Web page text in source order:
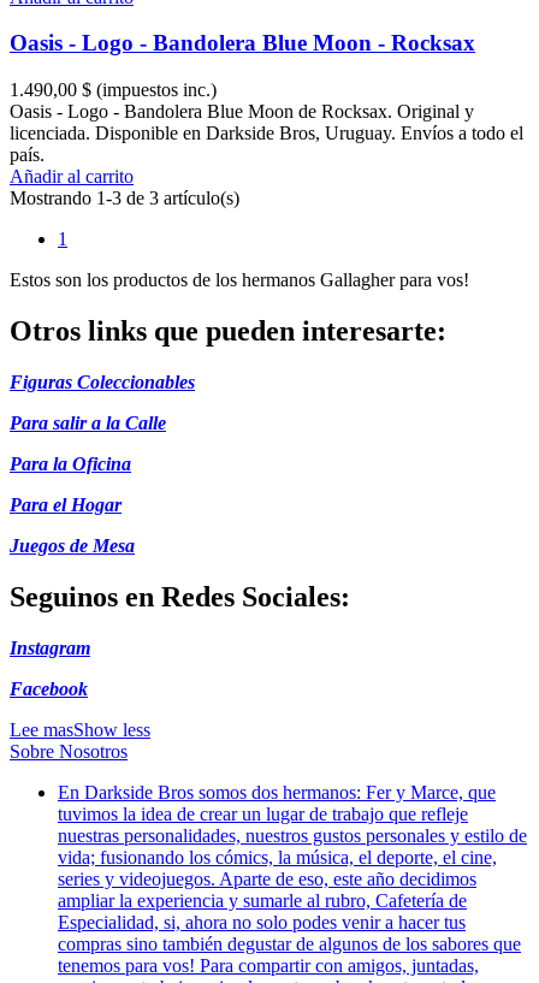
Oasis - Logo - Bandolera Blue Moon - Rocksax
1.490,00 $ (impuestos inc.)
Oasis - Logo - Bandolera Blue Moon de Rocksax. Original y
licenciada. Disponible en Darkside Bros, Uruguay. Envíos a todo el
país.
Añadir al carrito
Mostrando 1-3 de 3 artículo(s)
1
Estos son los productos de los hermanos Gallagher para vos!
Otros links que pueden interesarte:
Figuras Coleccionables
Para salir a la Calle
Para la Oficina
Para el Hogar
Juegos de Mesa
Seguinos en Redes Sociales:
Instagram
Facebook
Lee masShow less
Sobre Nosotros
En Darkside Bros somos dos hermanos: Fer y Marce, que
tuvimos la idea de crear un lugar de trabajo que refleje
nuestras personalidades, nuestros gustos personales y estilo de
vida; fusionando los cómics, la música, el deporte, el cine,
series y videojuegos. Aparte de eso, este año decidimos
ampliar la experiencia y sumarle al rubro, Cafetería de
Especialidad, si, ahora no solo podes venir a hacer tus
compras sino también degustar de algunos de los sabores que
tenemos para vos! Para compartir con amigos, juntadas,